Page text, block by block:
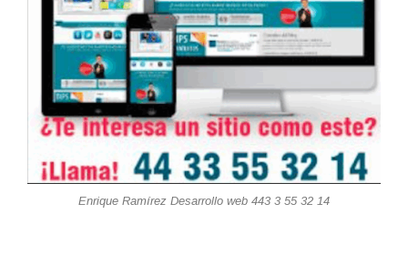
Enrique Ramírez Desarrollo web 443 3 55 32 14